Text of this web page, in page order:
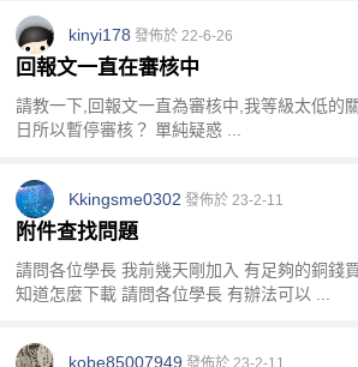
kinyi178 發佈於 22-6-26
回報文一直在審核中
請教一下,回報文一直為審核中,我等級太低的
日所以暫停審核？ 單純疑惑 ...
Kkingsme0302 發佈於 23-2-11
附件查找問題
請問各位學長 我前幾天剛加入 有足夠的銅錢
知道怎麼下載 請問各位學長 有辦法可以 ...
kobe85007949 發佈於 23-2-11